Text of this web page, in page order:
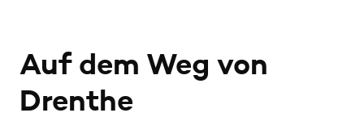
Auf dem Weg von
Drenthe